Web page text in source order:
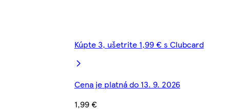
Kúpte 3, ušetrite 1,99 € s Clubcard
Cena je platná do 13. 9. 2026
1,99 €